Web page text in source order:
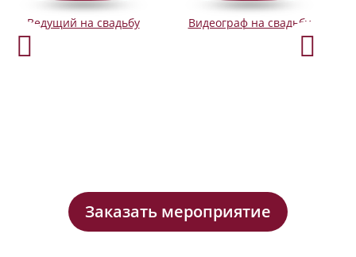
Ведущий на свадьбу Видеограф на свадьбу
Заказать мероприятие